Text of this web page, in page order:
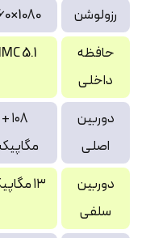
رزولوشن
1080×2460
حافظه
داخلی
دوربین
اصلی
دوربین
سلفی
۱۳ مگاپیکسل